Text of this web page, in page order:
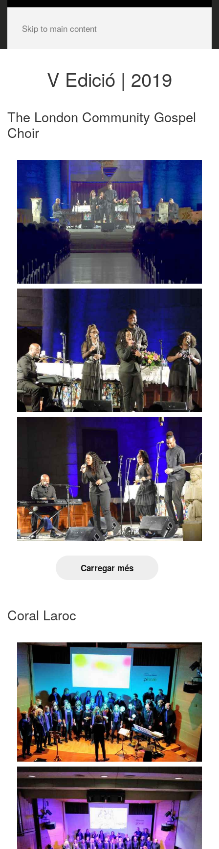
Skip to main content
V Edició | 2019
The London Community Gospel
Choir
Carregar més
Coral Laroc